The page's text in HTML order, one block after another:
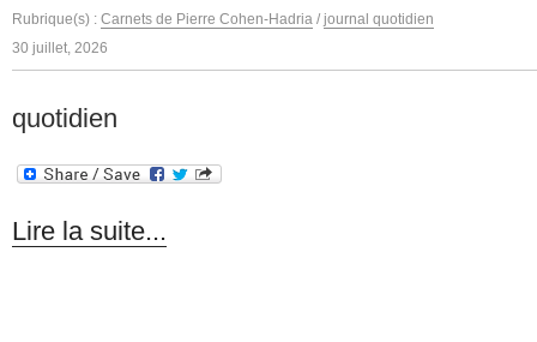
Rubrique(s) : Carnets de Pierre Cohen-Hadria / journal quotidien
30 juillet, 2026
quotidien
Lire la suite...